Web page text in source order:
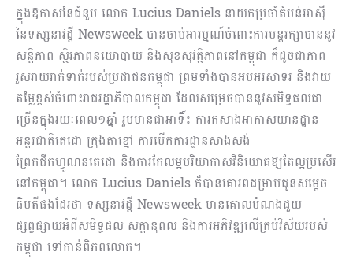
ក្នុងឱកាសនៃជំនួប លោក Lucius Daniels នាយកប្រចាំតំបន់អាស៊ី​
នៃទស្សនាវដ្តី​ Newsweek បាន​ចាប់អារម្មណ៍ចំពោះការបន្តរក្សាបាននូវ
សន្តិភាព​ ស្ថិរភាព​នយោបាយ​ និង​សុខសុវត្ថិភាព​នៅកម្ពុជា ក៏ដូចជាភាព​
រួសរាយរាក់ទាក់របស់ប្រជាជនកម្ពុជា​ ព្រមទាំងបានអបអរសាទរ​ និងវាយ
តម្លៃខ្ពស់ចំពោះរាជរដ្ឋាភិបាលកម្ពុជា​ ដែលសម្រេចបាននូវ​សមិទ្ធផល​ជា
ច្រេីន​ក្នុងរយៈពេល១ឆ្នាំ រួមមាន​ជាអាទិ៍៖​ ការកសាងអាកាសយានដ្ឋាន
អន្តរជាតិតេជោ ក្រុងតាខ្មៅ ការបើកការដ្ឋានសាងសង់
ព្រែកជីកហ្វូណនតេជោ និងការកែលម្អបរិយាកាសវិនិយោគឱ្យតែល្អប្រសើរ
នៅកម្ពុជា​។ លោក Lucius Daniels ក៏បានគោរពជម្រាបជូនសម្ដេច
ធិបតីផងដែរថា ទស្សនាវដ្តី Newsweek មានគោលបំណងជួយ
ផ្សព្វផ្សាយអំពីសមិទ្ធផល សក្ដានុពល និងការអភិវឌ្ឍលើគ្រប់វិស័យរបស់
កម្ពុជា ទៅកាន់ពិភពលោក​។